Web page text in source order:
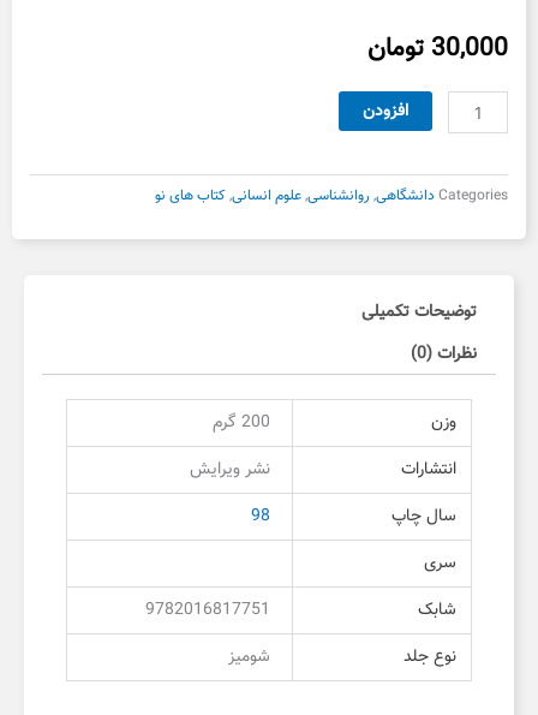
30,000 تومان
مبانی
برنامه
اموزشی
افزودن
Categories دانشگاهی, روانشناسی,علوم انسانی,کتاب های نو
توضیحات تکمیلی
نظرات (0)
وزن
200 گرم
انتشارات
نشر ویرایش
سال چاپ
98
سری
شابک
9782016817751
نوع جلد
شومیز